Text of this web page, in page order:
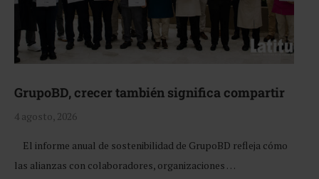
GrupoBD, crecer también significa compartir
4 agosto, 2026
El informe anual de sostenibilidad de GrupoBD refleja cómo
las alianzas con colaboradores, organizaciones …